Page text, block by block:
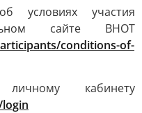
условиях участия
сайте ВНОТ
conditions-of-
кабинету